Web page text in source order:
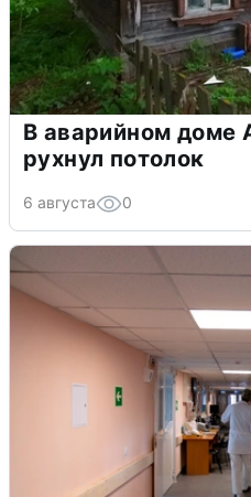
В аварийном доме
рухнул потолок
6 августа 0